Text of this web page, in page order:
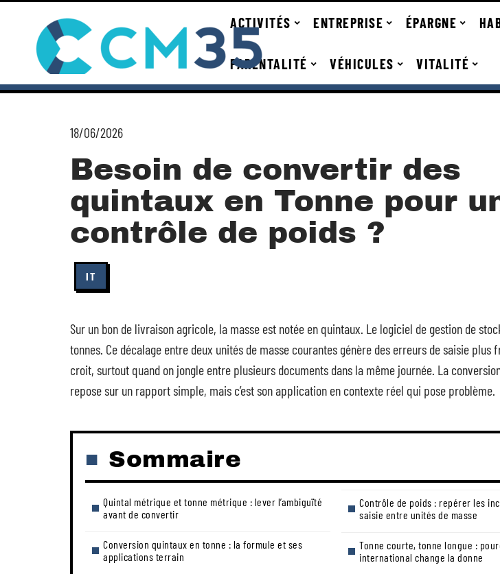
ACTIVITÉS ENTREPRISE ÉPARGNE
PARENTALITÉ VÉHICULES VITALITÉ
18/06/2026
Besoin de convertir des
quintaux en Tonne pour
contrôle de poids ?
IT
Sur un bon de livraison agricole, la masse est notée en quintaux. Le logiciel de gestion de
tonnes. Ce décalage entre deux unités de masse courantes génère des erreurs de saisie plus
croit, surtout quand on jongle entre plusieurs documents dans la même journée. La
repose sur un rapport simple, mais c’est son application en contexte réel qui pose problème.
Sommaire
Quintal métrique et tonne métrique : lever l’ambiguïté
avant de convertir
Conversion quintaux en tonne : la formule et ses
applications terrain
Contrôle de poids : repérer les
saisie entre unités de masse
Tonne courte, tonne longue :
international change la donne